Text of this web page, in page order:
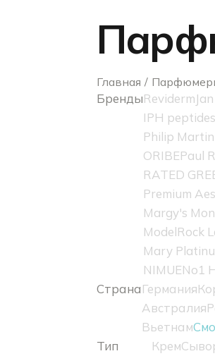
Главная
БрендыReviderm
IPH peptides
Philip
ORIBEPaul
RATED
Premium
Margy's
ModelRock
Mary
NIMUENo1
СтранаГермания
Австралия
Вьетнам
Тип
Крем